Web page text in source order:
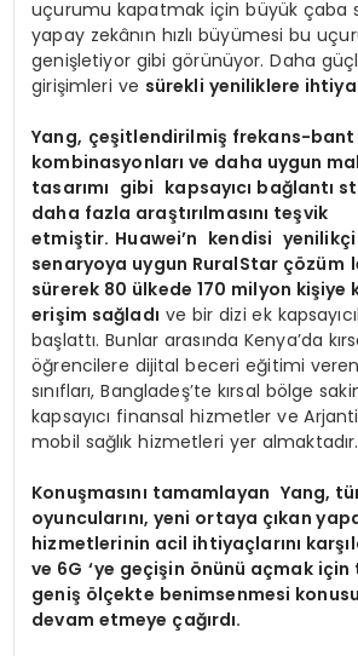
uçurumu kapatmak için büyük çaba
yapay zekânın hızlı büyümesi bu
genişletiyor gibi görünüyor. Daha
girişimleri ve sürekli yeniliklere
Yang, çeşitlendirilmiş frekans-bant
kombinasyonları ve daha uygun
tasarımı gibi kapsayıcı bağlantı
daha fazla araştırılmasını teşvik
etmiştir. Huawei’n kendisi
senaryoya uygun RuralStar çözüm
sürerek 80 ülkede 170 milyon kişiye
erişim sağladı ve bir dizi ek
başlattı. Bunlar arasında Kenya’da
öğrencilere dijital beceri eğitimi
sınıfları, Bangladeş’te kırsal bölge
kapsayıcı finansal hizmetler ve
mobil sağlık hizmetleri yer almaktadır.
Konuşmasını tamamlayan Yang,
oyuncularını, yeni ortaya çıkan
hizmetlerinin acil ihtiyaçlarını
ve 6G ‘ye geçişin önünü açmak için
geniş ölçekte benimsenmesi
devam etmeye çağırdı.